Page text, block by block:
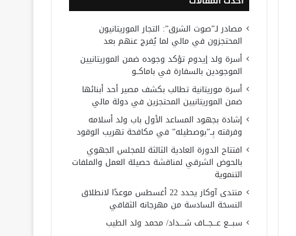
مصادر لـ”صوت الشرق”: التجار الموريتانيون
المحتجزون في مالي لما يُفرج عنهم بعد
أسرة ولد إيدوم تؤكد وجوده ضمن الموريتانيين
الموجودين بالسفارة في باماكــو
أسرة موريتانية تطالب بكشف مصير أحد أبنائها
ضمن الموريتانيين المحتجزين في دولة مالي
إشادة بجهود المساعد الأول باب ولد أسلامه
وفرقته بِــ”بوصطيله” في مكافحة تهريب الوقود
افتتاح الدورة العادية الثالثة للمجلس الجهوي
بالحوض الشرقي لمناقشة حصيلة العمل والملفات
التنموية
منتدى آوكار يحدد 22 أغسطس موعدًا لانطلاق
النسخة السادسة من مهرجانه الثقافي
سبـــع عـــجـــاف شــــداد/ محمد ولد الطيب